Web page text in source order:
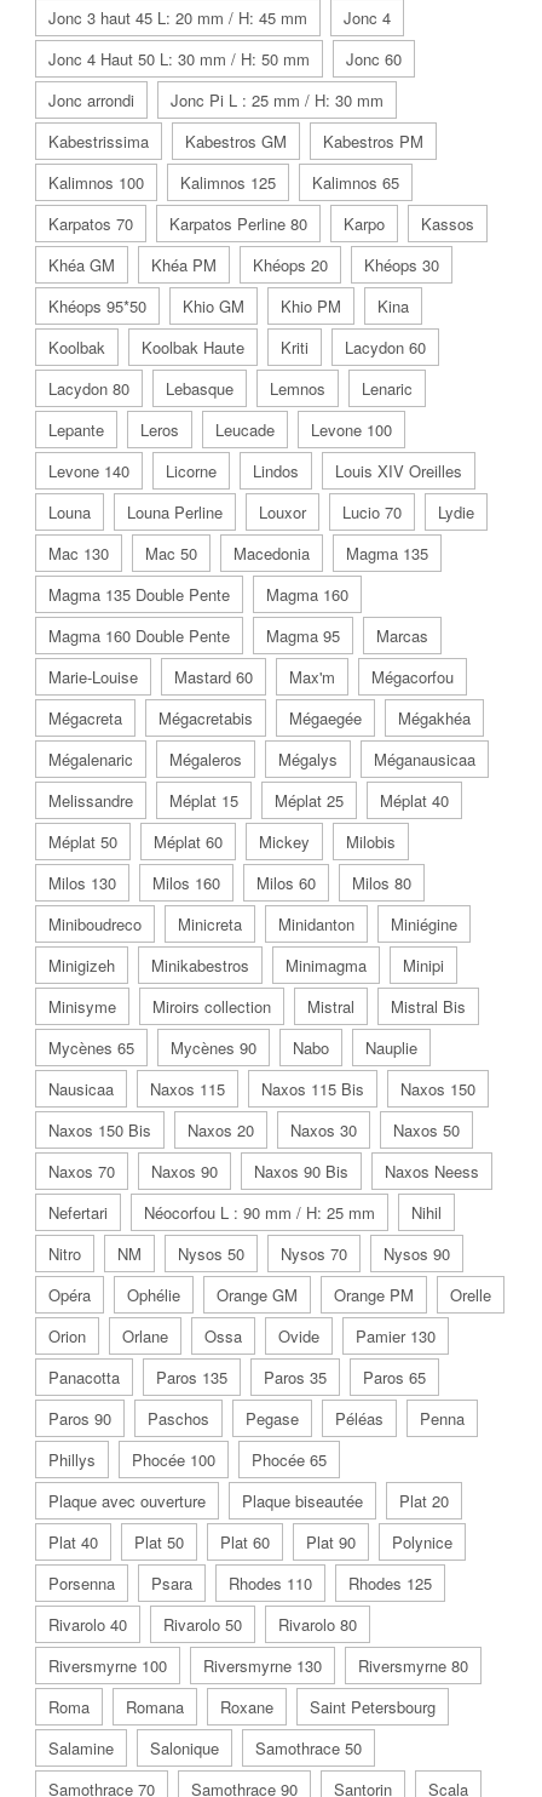
Jonc 3 haut 45 L: 20 mm / H: 45 mm
Jonc 4
Jonc 4 Haut 50 L: 30 mm / H: 50 mm
Jonc 60
Jonc arrondi
Jonc Pi L : 25 mm / H: 30 mm
Kabestrissima
Kabestros GM
Kabestros PM
Kalimnos 100
Kalimnos 125
Kalimnos 65
Karpatos 70
Karpatos Perline 80 Karpo
Kassos
Khéa GM
Khéa PM Khéops 20
Khéops 30
Khéops 95*50
Khio GM Khio PM
Kina
Koolbak
Koolbak Haute Kriti
Lacydon 60
Lacydon 80
Lebasque Lemnos
Lenaric
Lepante
Leros Leucade
Levone 100
Levone 140
Licorne Lindos
Louis XIV Oreilles
Louna
Louna Perline Louxor Lucio 70
Lydie
Mac 130
Mac 50 Macedonia
Magma 135
Magma 135 Double Pente
Magma 160
Magma 160 Double Pente
Magma 95
Marcas
Marie-Louise
Mastard 60 Max'm
Mégacorfou
Mégacreta
Mégacretabis Mégaegée
Mégakhéa
Mégalenaric
Mégaleros Mégalys
Méganausicaa
Melissandre
Méplat 15 Méplat 25
Méplat 40
Méplat 50
Méplat 60 Mickey
Milobis
Milos 130
Milos 160 Milos 60
Milos 80
Miniboudreco
Minicreta Minidanton
Miniégine
Minigizeh
Minikabestros Minimagma
Minipi
Minisyme
Miroirs collection Mistral
Mistral Bis
Mycènes 65
Mycènes 90 Nabo
Nauplie
Nausicaa
Naxos 115 Naxos 115 Bis
Naxos 150
Naxos 150 Bis
Naxos 20 Naxos 30
Naxos 50
Naxos 70
Naxos 90 Naxos 90 Bis
Naxos Neess
Nefertari
Néocorfou L : 90 mm / H: 25 mm
Nihil
Nitro
NM Nysos 50 Nysos 70
Nysos 90
Opéra
Ophélie Orange GM Orange PM
Orelle
Orion
Orlane Ossa Ovide
Pamier 130
Panacotta
Paros 135 Paros 35
Paros 65
Paros 90
Paschos Pegase Péléas
Penna
Phillys
Phocée 100
Phocée 65
Plaque avec ouverture
Plaque biseautée
Plat 20
Plat 40
Plat 50 Plat 60 Plat 90
Polynice
Porsenna
Psara Rhodes 110
Rhodes 125
Rivarolo 40
Rivarolo 50
Rivarolo 80
Riversmyrne 100
Riversmyrne 130
Riversmyrne 80
Roma
Romana Roxane
Saint Petersbourg
Salamine
Salonique
Samothrace 50
Samothrace 70
Samothrace 90 Santorin Scala